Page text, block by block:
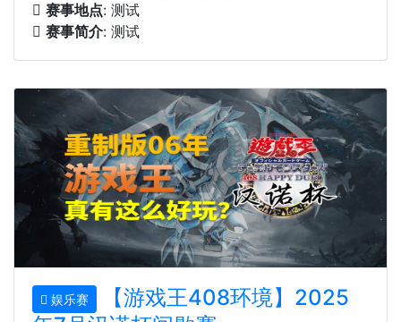
赛事地点: 测试
赛事简介: 测试
娱乐赛
【游戏王408环境】2025